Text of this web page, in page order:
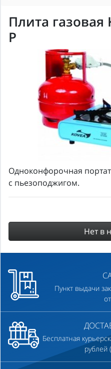
Плита газовая
P
Одноконфорочная
с пьезоподжигом.
Нет в
Пункт выдачи
Бесплатная
рублей